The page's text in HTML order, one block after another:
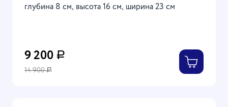
глубина 8 см, высота 16 см, ширина 23 см
9 200 Р
14 900Р